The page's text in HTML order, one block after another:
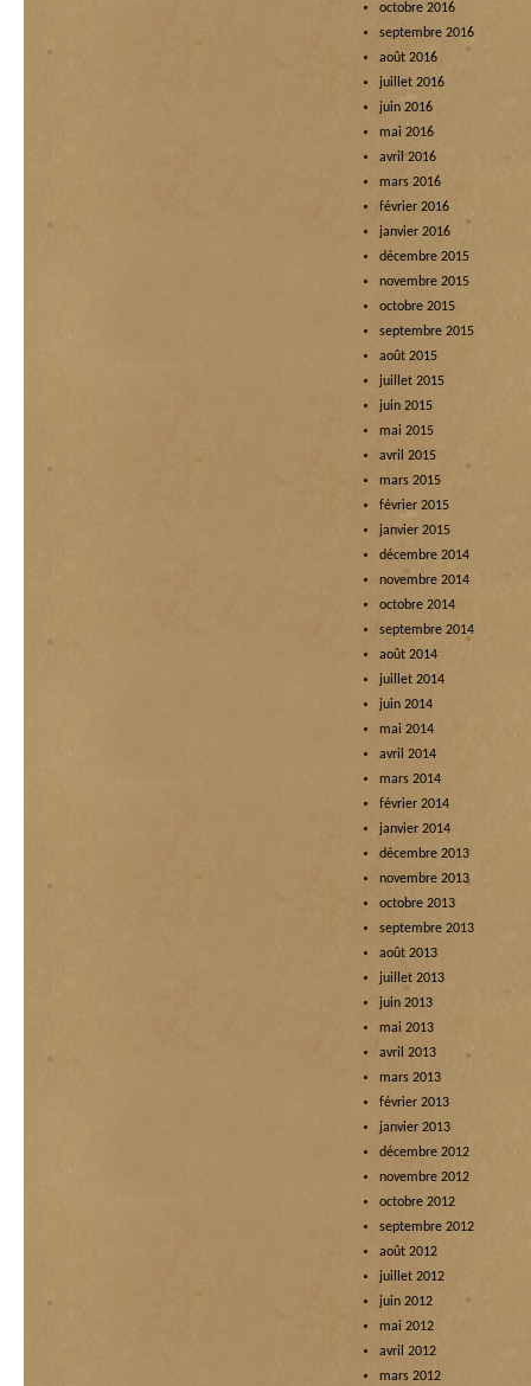
octobre 2016
septembre 2016
août 2016
juillet 2016
juin 2016
mai 2016
avril 2016
mars 2016
février 2016
janvier 2016
décembre 2015
novembre 2015
octobre 2015
septembre 2015
août 2015
juillet 2015
juin 2015
mai 2015
avril 2015
mars 2015
février 2015
janvier 2015
décembre 2014
novembre 2014
octobre 2014
septembre 2014
août 2014
juillet 2014
juin 2014
mai 2014
avril 2014
mars 2014
février 2014
janvier 2014
décembre 2013
novembre 2013
octobre 2013
septembre 2013
août 2013
juillet 2013
juin 2013
mai 2013
avril 2013
mars 2013
février 2013
janvier 2013
décembre 2012
novembre 2012
octobre 2012
septembre 2012
août 2012
juillet 2012
juin 2012
mai 2012
avril 2012
mars 2012